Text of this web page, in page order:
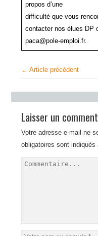
propos d’une
difficulté que vous
contacter nos élues DP
paca@pole-emploi.fr.
← Article précédent
Laisser un
Votre adresse e-mail ne
obligatoires sont